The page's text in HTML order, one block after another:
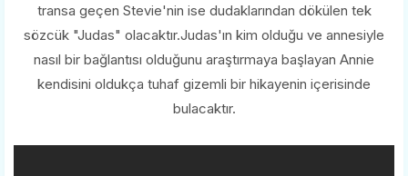
transa geçen Stevie'nin ise dudaklarından dökülen tek
sözcük "Judas" olacaktır.Judas'ın kim olduğu ve annesiyle
nasıl bir bağlantısı olduğunu araştırmaya başlayan Annie
kendisini oldukça tuhaf gizemli bir hikayenin içerisinde
bulacaktır.